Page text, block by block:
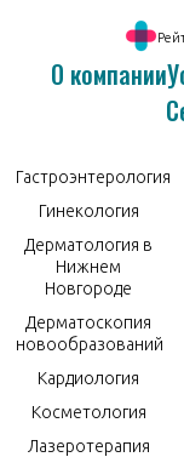
О компании
Гастроэнтерология
Гинекология
Дерматология в
Нижнем
Новгороде
Дерматоскопия
новообразований
Кардиология
Косметология
Лазеротерапия